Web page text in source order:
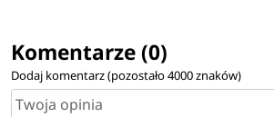
Komentarze (0)
Dodaj komentarz (pozostało4000znaków)